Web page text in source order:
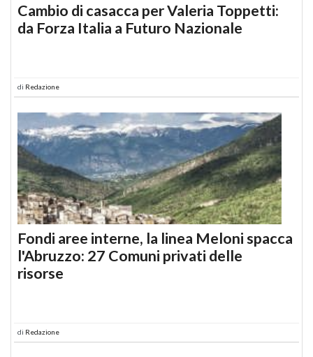
Cambio di casacca per Valeria Toppetti:
da Forza Italia a Futuro Nazionale
di Redazione
Fondi aree interne, la linea Meloni spacca
l'Abruzzo: 27 Comuni privati delle
risorse
di Redazione